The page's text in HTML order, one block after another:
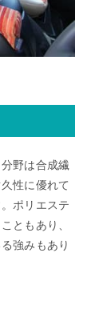
野は合成繊
性に優れて
ポリエステ
ともあり、
強みもあり